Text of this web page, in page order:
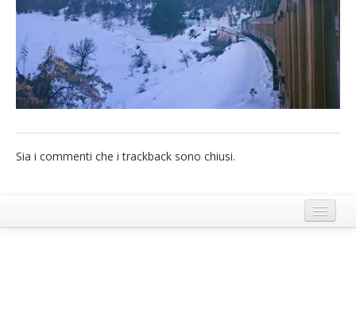
German
English
Spanish
French
Italiano
Sia i commenti che i trackback sono chiusi.